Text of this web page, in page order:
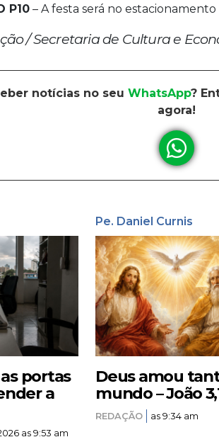
P10 – A festa será no
/ Secretaria de Cultura e
notícias no seu WhatsApp?
agora!
portas
a
as 9:53 am
Pe. Daniel Curnis
Deus amou
mundo – João
REDAÇÃO as 9:34 am